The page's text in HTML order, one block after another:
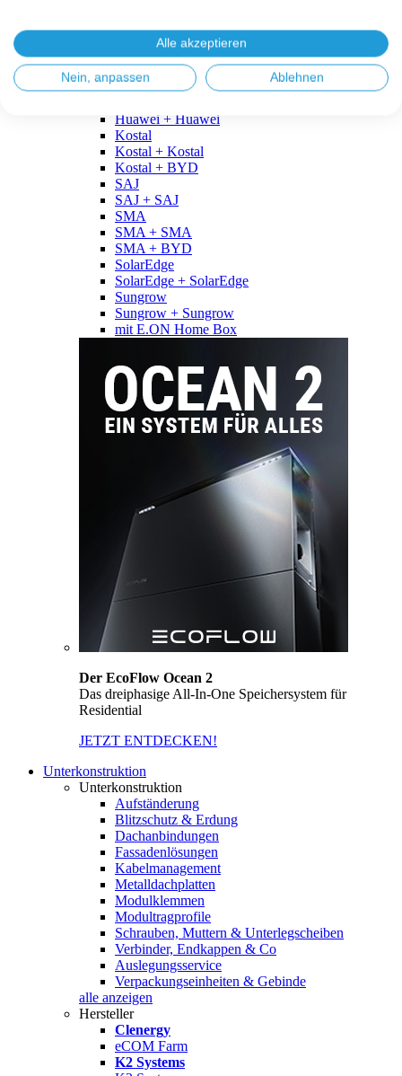
Fronius + BYD
GoodWe
GoodWe + GoodWe
GoodWe + BYD
Huawei + Huawei
Kostal
Kostal + Kostal
Kostal + BYD
SAJ
SAJ + SAJ
SMA
SMA + SMA
SMA + BYD
SolarEdge
SolarEdge + SolarEdge
Sungrow
Sungrow + Sungrow
mit E.ON Home Box
Der EcoFlow Ocean 2
Das dreiphasige All-In-One Speichersystem für
Residential
JETZT ENTDECKEN!
Unterkonstruktion
Unterkonstruktion
Aufständerung
Blitzschutz & Erdung
Dachanbindungen
Fassadenlösungen
Kabelmanagement
Metalldachplatten
Modulklemmen
Modultragprofile
Schrauben, Muttern & Unterlegscheiben
Verbinder, Endkappen & Co
Auslegungsservice
Verpackungseinheiten & Gebinde
alle anzeigen
Hersteller
Clenergy
eCOM Farm
K2 Systems
Alle akzeptieren
Nein, anpassen Ablehnen